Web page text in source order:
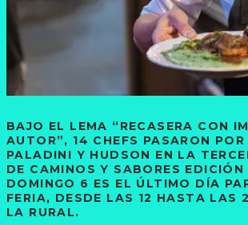
BAJO EL LEMA “RECASERA CON
AUTOR”, 14 CHEFS PASARON
PALADINI Y HUDSON EN LA
DE CAMINOS Y SABORES
DOMINGO 6 ES EL ÚLTIMO DÍA
FERIA, DESDE LAS 12 HASTA LAS
LA RURAL.